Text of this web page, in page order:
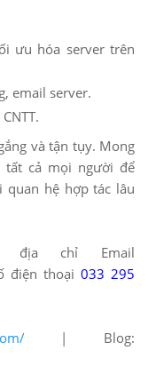
ưu hóa server trên
email server.
và tận tụy. Mong
cả mọi người để
quan hệ hợp tác lâu
chỉ Email
điện thoại 033 295
| Blog: